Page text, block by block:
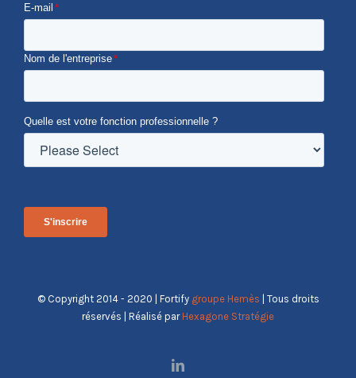
E-mail *
Nom de l'entreprise*
Quelle est votre fonction professionnelle ?
© Copyright 2014 - 2020 | Fortify groupe Hemès | Tous droits
réservés | Réalisé par Hexagone Stratégie
LinkedIn